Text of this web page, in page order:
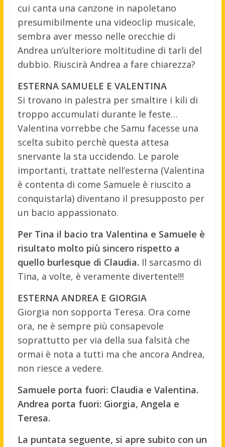
cui canta una canzone in napoletano
presumibilmente una videoclip musicale,
sembra aver messo nelle orecchie di
Andrea un’ulteriore moltitudine di tarli del
dubbio. Riuscirà Andrea a fare chiarezza?
ESTERNA SAMUELE E VALENTINA
Si trovano in palestra per smaltire i kili di
troppo accumulati durante le feste…
Valentina vorrebbe che Samu facesse una
scelta subito perchè questa attesa
snervante la sta uccidendo. Le parole
importanti, trattate nell’esterna (Valentina
è contenta di come Samuele è riuscito a
conquistarla) diventano il presupposto per
un bacio appassionato.
Per Tina il bacio tra Valentina e Samuele è
risultato molto più sincero rispetto a
quello burlesque di Claudia. Il sarcasmo di
Tina, a volte, è veramente divertente!!!
ESTERNA ANDREA E GIORGIA
Giorgia non sopporta Teresa. Ora come
ora, ne è sempre più consapevole
soprattutto per via della sua falsità che
ormai è nota a tutti ma che ancora Andrea,
non riesce a vedere.
Samuele porta fuori: Claudia e Valentina.
Andrea porta fuori: Giorgia, Angela e
Teresa.
La puntata seguente, si apre subito con un